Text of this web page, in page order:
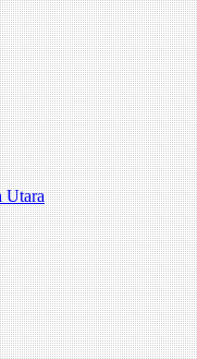
Utara